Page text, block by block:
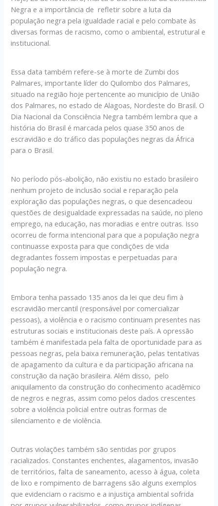
Negra e a importância de refletir sobre a luta da
população negra pela igualdade racial e pelo combate às
diversas formas de racismo, como o ambiental, estrutural e
institucional.
Essa data também refere-se à morte de Zumbi dos
Palmares, importante líder do Quilombo dos Palmares,
situado na região hoje pertencente ao município de União
dos Palmares, no estado de Alagoas, Nordeste do Brasil. O
Dia Nacional da Consciência Negra também lembra que a
história do Brasil é marcada pelos quase 350 anos de
escravidão e do tráfico das populações negras da África
para o Brasil.
No período pós-abolição, não existiu no estado brasileiro
nenhum projeto de inclusão social e reparação pela
exploração das populações negras, o que desencadeou
questões de desigualdade expressadas na saúde, no pleno
emprego, na educação, nas moradias e entre outras. Isso
ocorreu de forma intencional para que a população negra
continuasse exposta para que condições de vida
degradantes fossem impostas e perpetuadas para
população negra.
Embora tenha passado 135 anos da lei que deu fim à
escravidão mercantil (responsável por comercializar
pessoas), a violência e o racismo continuam presentes nas
estruturas sociais e institucionais deste país. A opressão
também é manifestada pela falta de oportunidade para as
pessoas negras, pela baixa remuneração, pelas tentativas
de apagamento da cultura e da participação africana na
construção da nação brasileira. Além disso, pelo
aniquilamento da construção do conhecimento acadêmico
de negros e negras, assim como pelos dados crescentes
sobre a violência policial entre outras formas de
silenciamento e de violência.
Outras violações também são sentidas por grupos
racializados. Constantes enchentes, alagamentos, invasão
de territórios, falta de saneamento, acesso à água, coleta
de lixo e rompimento de barragens são alguns exemplos
que evidenciam o racismo e a injustiça ambiental sofrida